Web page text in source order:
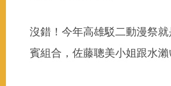
沒錯！今年高雄駁二動漫祭
賓組合，佐藤聰美小姐跟水瀨